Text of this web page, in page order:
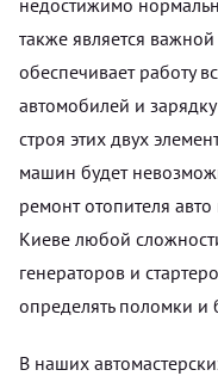
также является
обеспечивает работу
автомобилей и
строя этих двух
машин будет
ремонт отопителя
Киеве любой
генераторов и
определять поломки и
В наших